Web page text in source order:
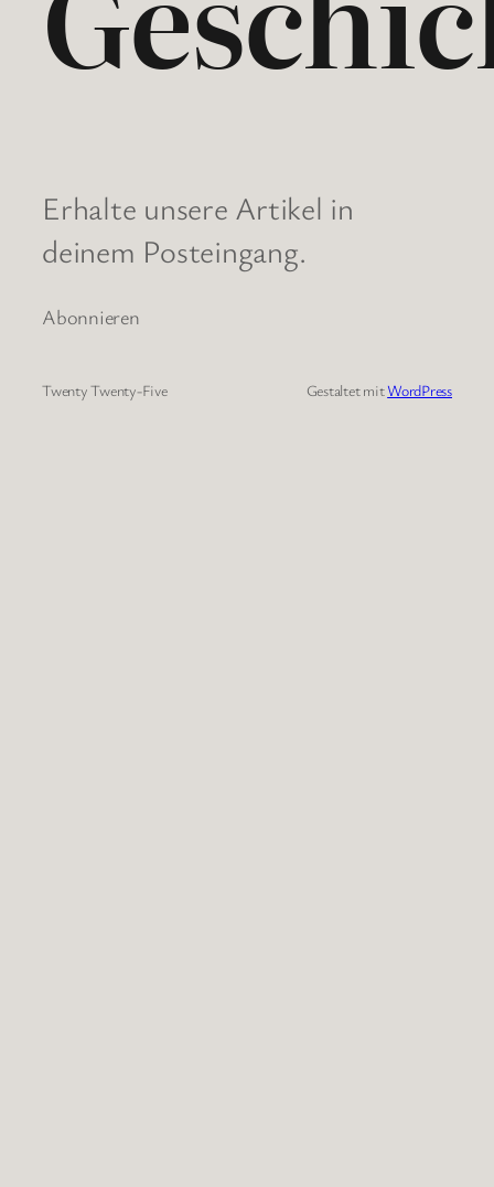
Erhalte unsere Artikel in
deinem Posteingang.
Abonnieren
Twenty Twenty-Five Gestaltet mitWordPress